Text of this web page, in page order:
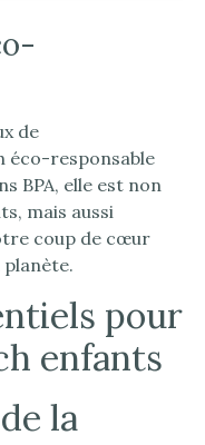
de
éco-responsable
BPA, elle est non
mais aussi
coup de cœur
pour
enfants
la